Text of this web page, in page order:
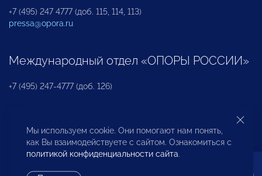
+7 (495) 247 4777 (доб. 115, 114, 113)
pressa@opora.ru
Международный отдел «ОПОРЫ РОССИИ»
+7 (495) 247-4777 (доб. 126)
Бюро по защите прав предпринимателей и
инвесторов
Мы используем cookie. Они помогают нам понять,
как Вы взаимодействуете с сайтом. Ознакомиться с
политикой конфиденциальности сайта.